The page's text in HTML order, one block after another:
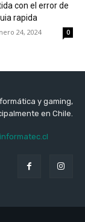
con el error de
rapida
24, 2024 0
y gaming,
en Chile.